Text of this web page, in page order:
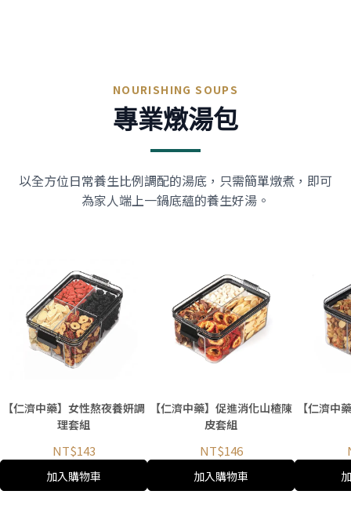
NOURISHING SOUPS
專業燉湯包
以全方位日常養生比例調配的湯底，只需簡單燉煮，即可
為家人端上一鍋底蘊的養生好湯。
【仁濟中藥】女性熬夜養妍調
理套組
NT$143
加入購物車
【仁濟中藥】促進消化山楂陳
皮套組
NT$146
加入購物車
【仁濟中